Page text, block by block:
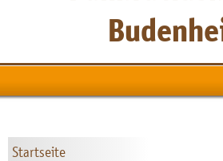
Startseite